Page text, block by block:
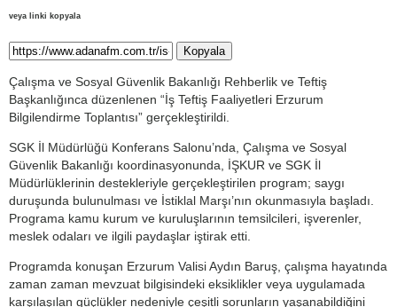
veya linki kopyala
Kopyala
Çalışma ve Sosyal Güvenlik Bakanlığı Rehberlik ve Teftiş
Başkanlığınca düzenlenen “İş Teftiş Faaliyetleri Erzurum
Bilgilendirme Toplantısı” gerçekleştirildi.
SGK İl Müdürlüğü Konferans Salonu’nda, Çalışma ve Sosyal
Güvenlik Bakanlığı koordinasyonunda, İŞKUR ve SGK İl
Müdürlüklerinin destekleriyle gerçekleştirilen program; saygı
duruşunda bulunulması ve İstiklal Marşı’nın okunmasıyla başladı.
Programa kamu kurum ve kuruluşlarının temsilcileri, işverenler,
meslek odaları ve ilgili paydaşlar iştirak etti.
Programda konuşan Erzurum Valisi Aydın Baruş, çalışma hayatında
zaman zaman mevzuat bilgisindeki eksiklikler veya uygulamada
karşılaşılan güçlükler nedeniyle çeşitli sorunların yaşanabildiğini